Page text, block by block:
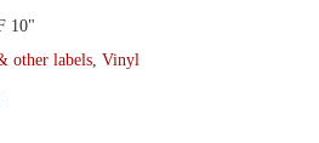
10"
other labels, Vinyl